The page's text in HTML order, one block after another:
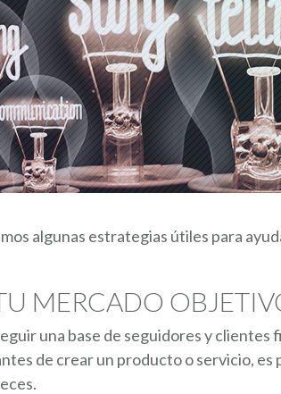
algunas estrategias útiles para
MERCADO
una base de seguidores y clientes
de crear un producto o servicio,